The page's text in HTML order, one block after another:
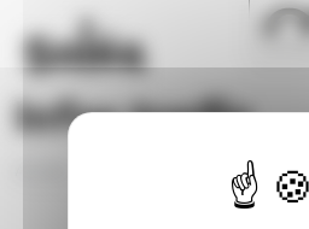
Panneau de gestion des cookies
Aller au contenu principal
Infos trafic
Infos trafic